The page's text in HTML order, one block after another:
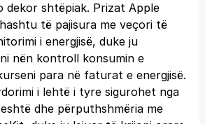
dekor shtëpiak. Prizat Apple
të pajisura me veçori të
i energjisë, duke ju
nën kontroll konsumin e
para në faturat e energjisë.
i lehtë i tyre sigurohet nga
dhe përputhshmëria me